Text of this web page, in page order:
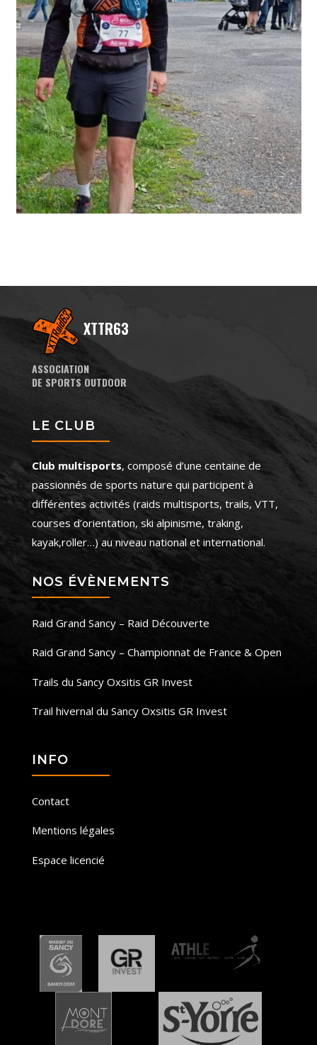
XTTR63
ASSOCIATION
DE SPORTS OUTDOOR
LE CLUB
Club multisports, composé d’une centaine de
passionnés de sports nature qui participent à
différentes activités (raids multisports, trails, VTT,
courses d’orientation, ski alpinisme, traking,
kayak,roller…) au niveau national et international.
NOS ÉVÈNEMENTS
Raid Grand Sancy – Raid Découverte
Raid Grand Sancy – Championnat de France & Open
Trails du Sancy Oxsitis GR Invest
Trail hivernal du Sancy Oxsitis GR Invest
INFO
Contact
Mentions légales
Espace licencié